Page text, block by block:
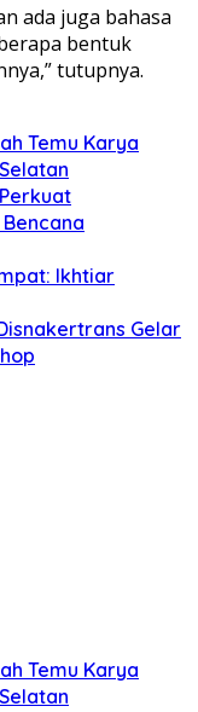
ada juga bahasa
bentuk
tutupnya.
Temu Karya
Ikhtiar
Gelar
Temu Karya